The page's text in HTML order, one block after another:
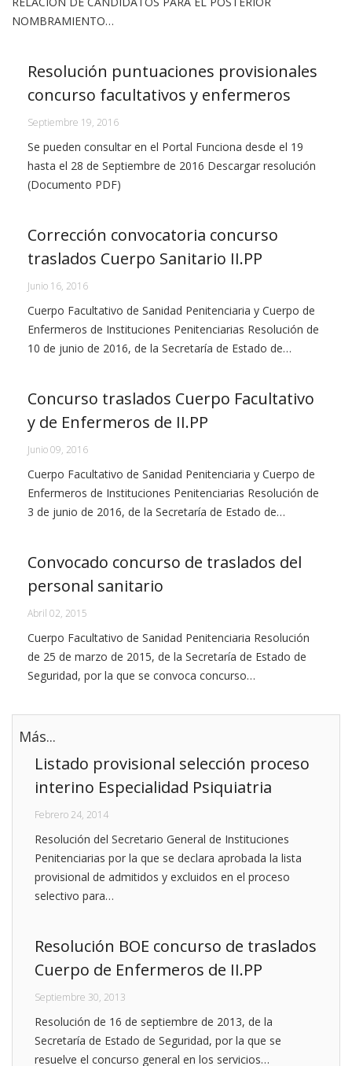
NOMBRAMIENTO…
Resolución puntuaciones provisionales
concurso facultativos y enfermeros
Septiembre 19, 2016
Se pueden consultar en el Portal Funciona desde el 19
hasta el 28 de Septiembre de 2016 Descargar resolución
(Documento PDF)
Corrección convocatoria concurso
traslados Cuerpo Sanitario II.PP
Junio 16, 2016
Cuerpo Facultativo de Sanidad Penitenciaria y Cuerpo de
Enfermeros de Instituciones Penitenciarias Resolución de
10 de junio de 2016, de la Secretaría de Estado de…
Concurso traslados Cuerpo Facultativo
y de Enfermeros de II.PP
Junio 09, 2016
Cuerpo Facultativo de Sanidad Penitenciaria y Cuerpo de
Enfermeros de Instituciones Penitenciarias Resolución de
3 de junio de 2016, de la Secretaría de Estado de…
Convocado concurso de traslados del
personal sanitario
Abril 02, 2015
Cuerpo Facultativo de Sanidad Penitenciaria Resolución
de 25 de marzo de 2015, de la Secretaría de Estado de
Seguridad, por la que se convoca concurso…
Más...
Listado provisional selección proceso
interino Especialidad Psiquiatria
Febrero 24, 2014
Resolución del Secretario General de Instituciones
Penitenciarias por la que se declara aprobada la lista
provisional de admitidos y excluidos en el proceso
selectivo para…
Resolución BOE concurso de traslados
Cuerpo de Enfermeros de II.PP
Septiembre 30, 2013
Resolución de 16 de septiembre de 2013, de la
Secretaría de Estado de Seguridad, por la que se
resuelve el concurso general en los servicios…